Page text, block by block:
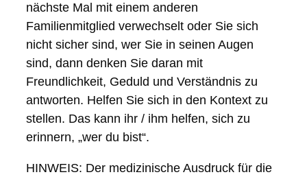
nächste Mal mit einem anderen
Familienmitglied verwechselt oder Sie sich
nicht sicher sind, wer Sie in seinen Augen
sind, dann denken Sie daran mit
Freundlichkeit, Geduld und Verständnis zu
antworten. Helfen Sie sich in den Kontext zu
stellen. Das kann ihr / ihm helfen, sich zu
erinnern, „wer du bist“.
HINWEIS: Der medizinische Ausdruck für die